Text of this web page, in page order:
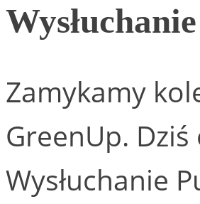
Zamykamy
GreenUp.
Wysłuchanie